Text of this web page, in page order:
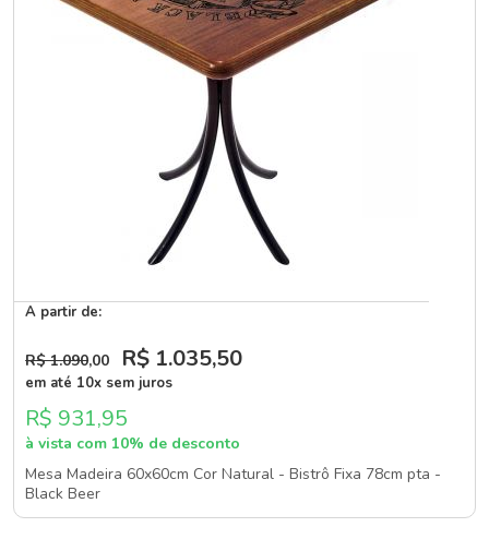
A partir de:
R$ 1.090,00 R$ 1.035,50
em até 10x sem juros
R$ 931,95
à vista com 10% de desconto
Mesa Madeira 60x60cm Cor Natural - Bistrô Fixa 78cm pta -
Black Beer